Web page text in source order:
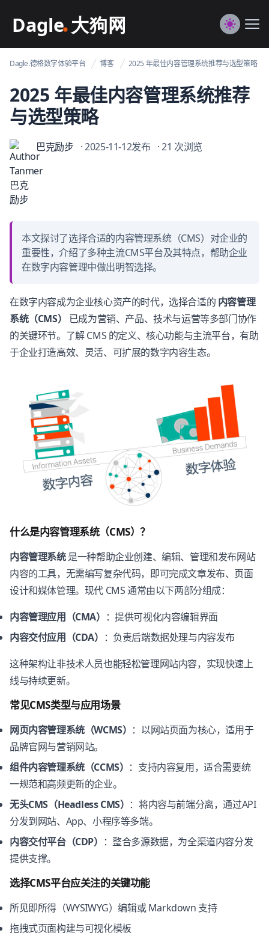
Dagle@数字体验管理
Switch
Dagle.德格数字体验平台 博客 2025 年最佳内容管理系统推荐与选型策略
2025 年最佳内容管理系统推荐
与选型策略
巴克励步 · 2025-11-12发布 · 21 次浏览
本文探讨了选择合适的内容管理系统（CMS）对企业的
重要性，介绍了多种主流CMS平台及其特点，帮助企业
在数字内容管理中做出明智选择。
在数字内容成为企业核心资产的时代，选择合适的 内容管理
系统（CMS）
已成为营销、产品、技术与运营等多部门协作
的关键环节。了解 CMS 的定义、核心功能与主流平台，有助
于企业打造高效、灵活、可扩展的数字内容生态。
什么是内容管理系统（CMS）？
内容管理系统是一种帮助企业创建、编辑、管理和发布网站
内容的工具，无需编写复杂代码，即可完成文章发布、页面
设计和媒体管理。现代 CMS 通常由以下两部分组成：
内容管理应用（CMA） ：提供可视化内容编辑界面
内容交付应用（CDA） ：负责后端数据处理与内容发布
这种架构让非技术人员也能轻松管理网站内容，实现快速上
线与持续更新。
常见CMS类型与应用场景
网页内容管理系统（WCMS） ：以网站页面为核心，适用于
品牌官网与营销网站。
组件内容管理系统（CCMS） ：支持内容复用，适合需要统
一规范和高频更新的企业。
无头CMS（Headless CMS） ：将内容与前端分离，通过API
分发到网站、App、小程序等多端。
内容交付平台（CDP） ：整合多源数据，为全渠道内容分发
提供支撑。
选择CMS平台应关注的关键功能
所见即所得（WYSIWYG）编辑或 Markdown 支持
拖拽式页面构建与可视化模板